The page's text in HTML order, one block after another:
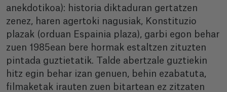
anekdotikoa): historia diktaduran gertatzen
zenez, haren agertoki nagusiak, Konstituzio
plazak (orduan Espainia plaza), garbi egon behar
zuen 1985ean bere hormak estaltzen zituzten
pintada guztietatik. Talde abertzale guztiekin
hitz egin behar izan genuen, behin ezabatuta,
filmaketak irauten zuen bitartean ez zitzaten